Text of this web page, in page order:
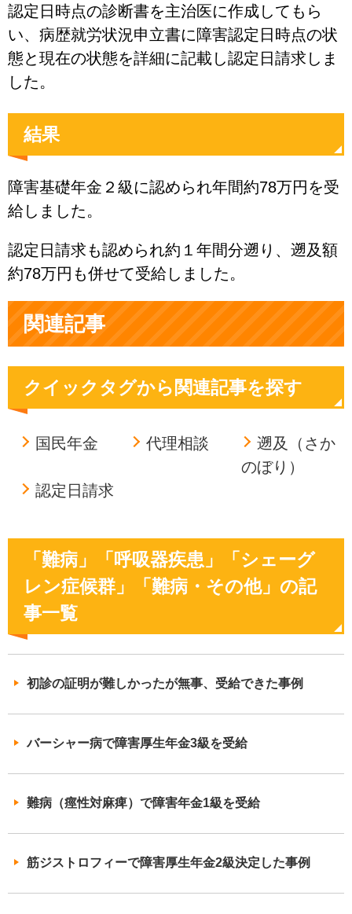
認定日時点の診断書を主治医に作成してもら
い、病歴就労状況申立書に障害認定日時点の状
態と現在の状態を詳細に記載し認定日請求しま
した。
結果
障害基礎年金２級に認められ年間約78万円を受
給しました。
認定日請求も認められ約１年間分遡り、遡及額
約78万円も併せて受給しました。
関連記事
クイックタグから関連記事を探す
国民年金 代理相談
遡及（さか
のぼり）
認定日請求
「難病」「呼吸器疾患」「シェーグ
レン症候群」「難病・その他」の記
事一覧
初診の証明が難しかったが無事、受給できた事例
バーシャー病で障害厚生年金3級を受給
難病（痙性対麻痺）で障害年金1級を受給
筋ジストロフィーで障害厚生年金2級決定した事例